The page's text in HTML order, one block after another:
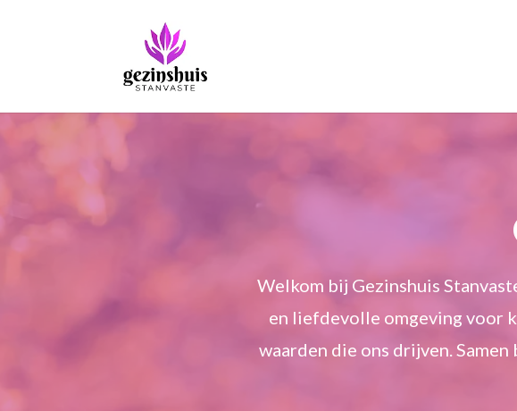
Welkom bij Gezinshuis
en liefdevolle omgeving voor
waarden die ons drijven.